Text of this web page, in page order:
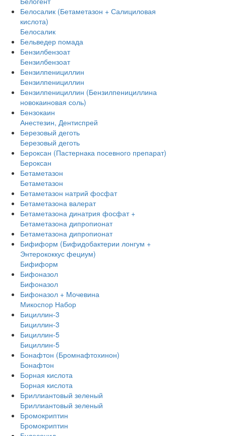
Белосалик (Бетаметазон + Салициловая
кислота)
Белосалик
Бельведер помада
Бензилбензоат
Бензилбензоат
Бензилпенициллин
Бензилпенициллин
Бензилпенициллин (Бензилпенициллина
новокаиновая соль)
Бензокаин
Анестезин, Дентиспрей
Березовый деготь
Березовый деготь
Бероксан (Пастернака посевного препарат)
Бероксан
Бетаметазон
Бетаметазон
Бетаметазон натрий фосфат
Бетаметазона валерат
Бетаметазона динатрия фосфат +
Бетаметазона дипропионат
Бетаметазона дипропионат
Бифиформ (Бифидобактерии лонгум +
Энтерококкус фециум)
Бифиформ
Бифоназол
Бифоназол
Бифоназол + Мочевина
Микоспор Набор
Бициллин-3
Бициллин-3
Бициллин-5
Бициллин-5
Бонафтон (Бромнафтохинон)
Бонафтон
Борная кислота
Борная кислота
Бриллиантовый зеленый
Бриллиантовый зеленый
Бромокриптин
Бромокриптин